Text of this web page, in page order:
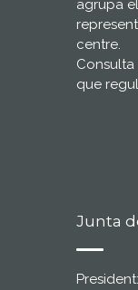
agrupa
centre.
Consulta
que
Junta